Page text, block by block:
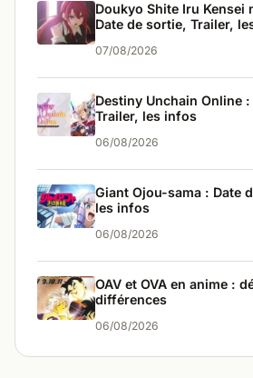
Doukyo Shite Iru Kensei
Date de sortie, Trailer,
07/08/2026
Destiny Unchain Online
Trailer, les infos
06/08/2026
Giant Ojou-sama : Date
les infos
06/08/2026
OAV et OVA en anime :
différences
06/08/2026